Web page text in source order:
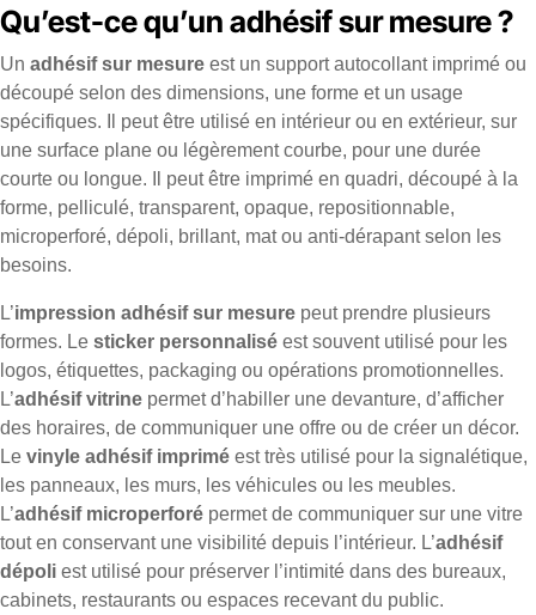
Qu’est-ce qu’un adhésif sur mesure ?
Un adhésif sur mesure est un support autocollant imprimé ou
découpé selon des dimensions, une forme et un usage
spécifiques. Il peut être utilisé en intérieur ou en extérieur, sur
une surface plane ou légèrement courbe, pour une durée
courte ou longue. Il peut être imprimé en quadri, découpé à la
forme, pelliculé, transparent, opaque, repositionnable,
microperforé, dépoli, brillant, mat ou anti-dérapant selon les
besoins.
L’impression adhésif sur mesure peut prendre plusieurs
formes. Le sticker personnalisé est souvent utilisé pour les
logos, étiquettes, packaging ou opérations promotionnelles.
L’adhésif vitrine permet d’habiller une devanture, d’afficher
des horaires, de communiquer une offre ou de créer un décor.
Le vinyle adhésif imprimé est très utilisé pour la signalétique,
les panneaux, les murs, les véhicules ou les meubles.
L’adhésif microperforé permet de communiquer sur une vitre
tout en conservant une visibilité depuis l’intérieur. L’adhésif
dépoli est utilisé pour préserver l’intimité dans des bureaux,
cabinets, restaurants ou espaces recevant du public.